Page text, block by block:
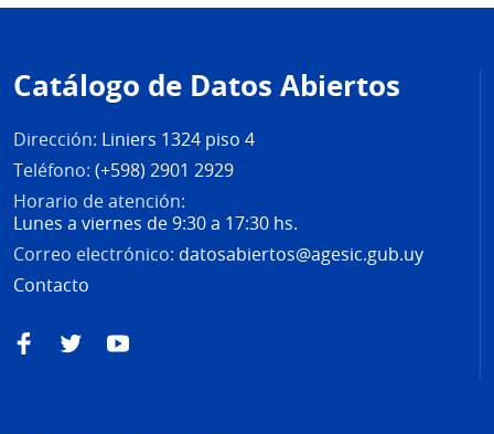
de
página
Catálogo de Datos Abiertos
Dirección: Liniers 1324 piso 4
Teléfono: (+598) 2901 2929
Horario de atención:
Lunes a viernes de 9:30 a 17:30 hs.
Correo electrónico: datosabiertos@agesic.gub.uy
Contacto
FacebookTwitterYouTube